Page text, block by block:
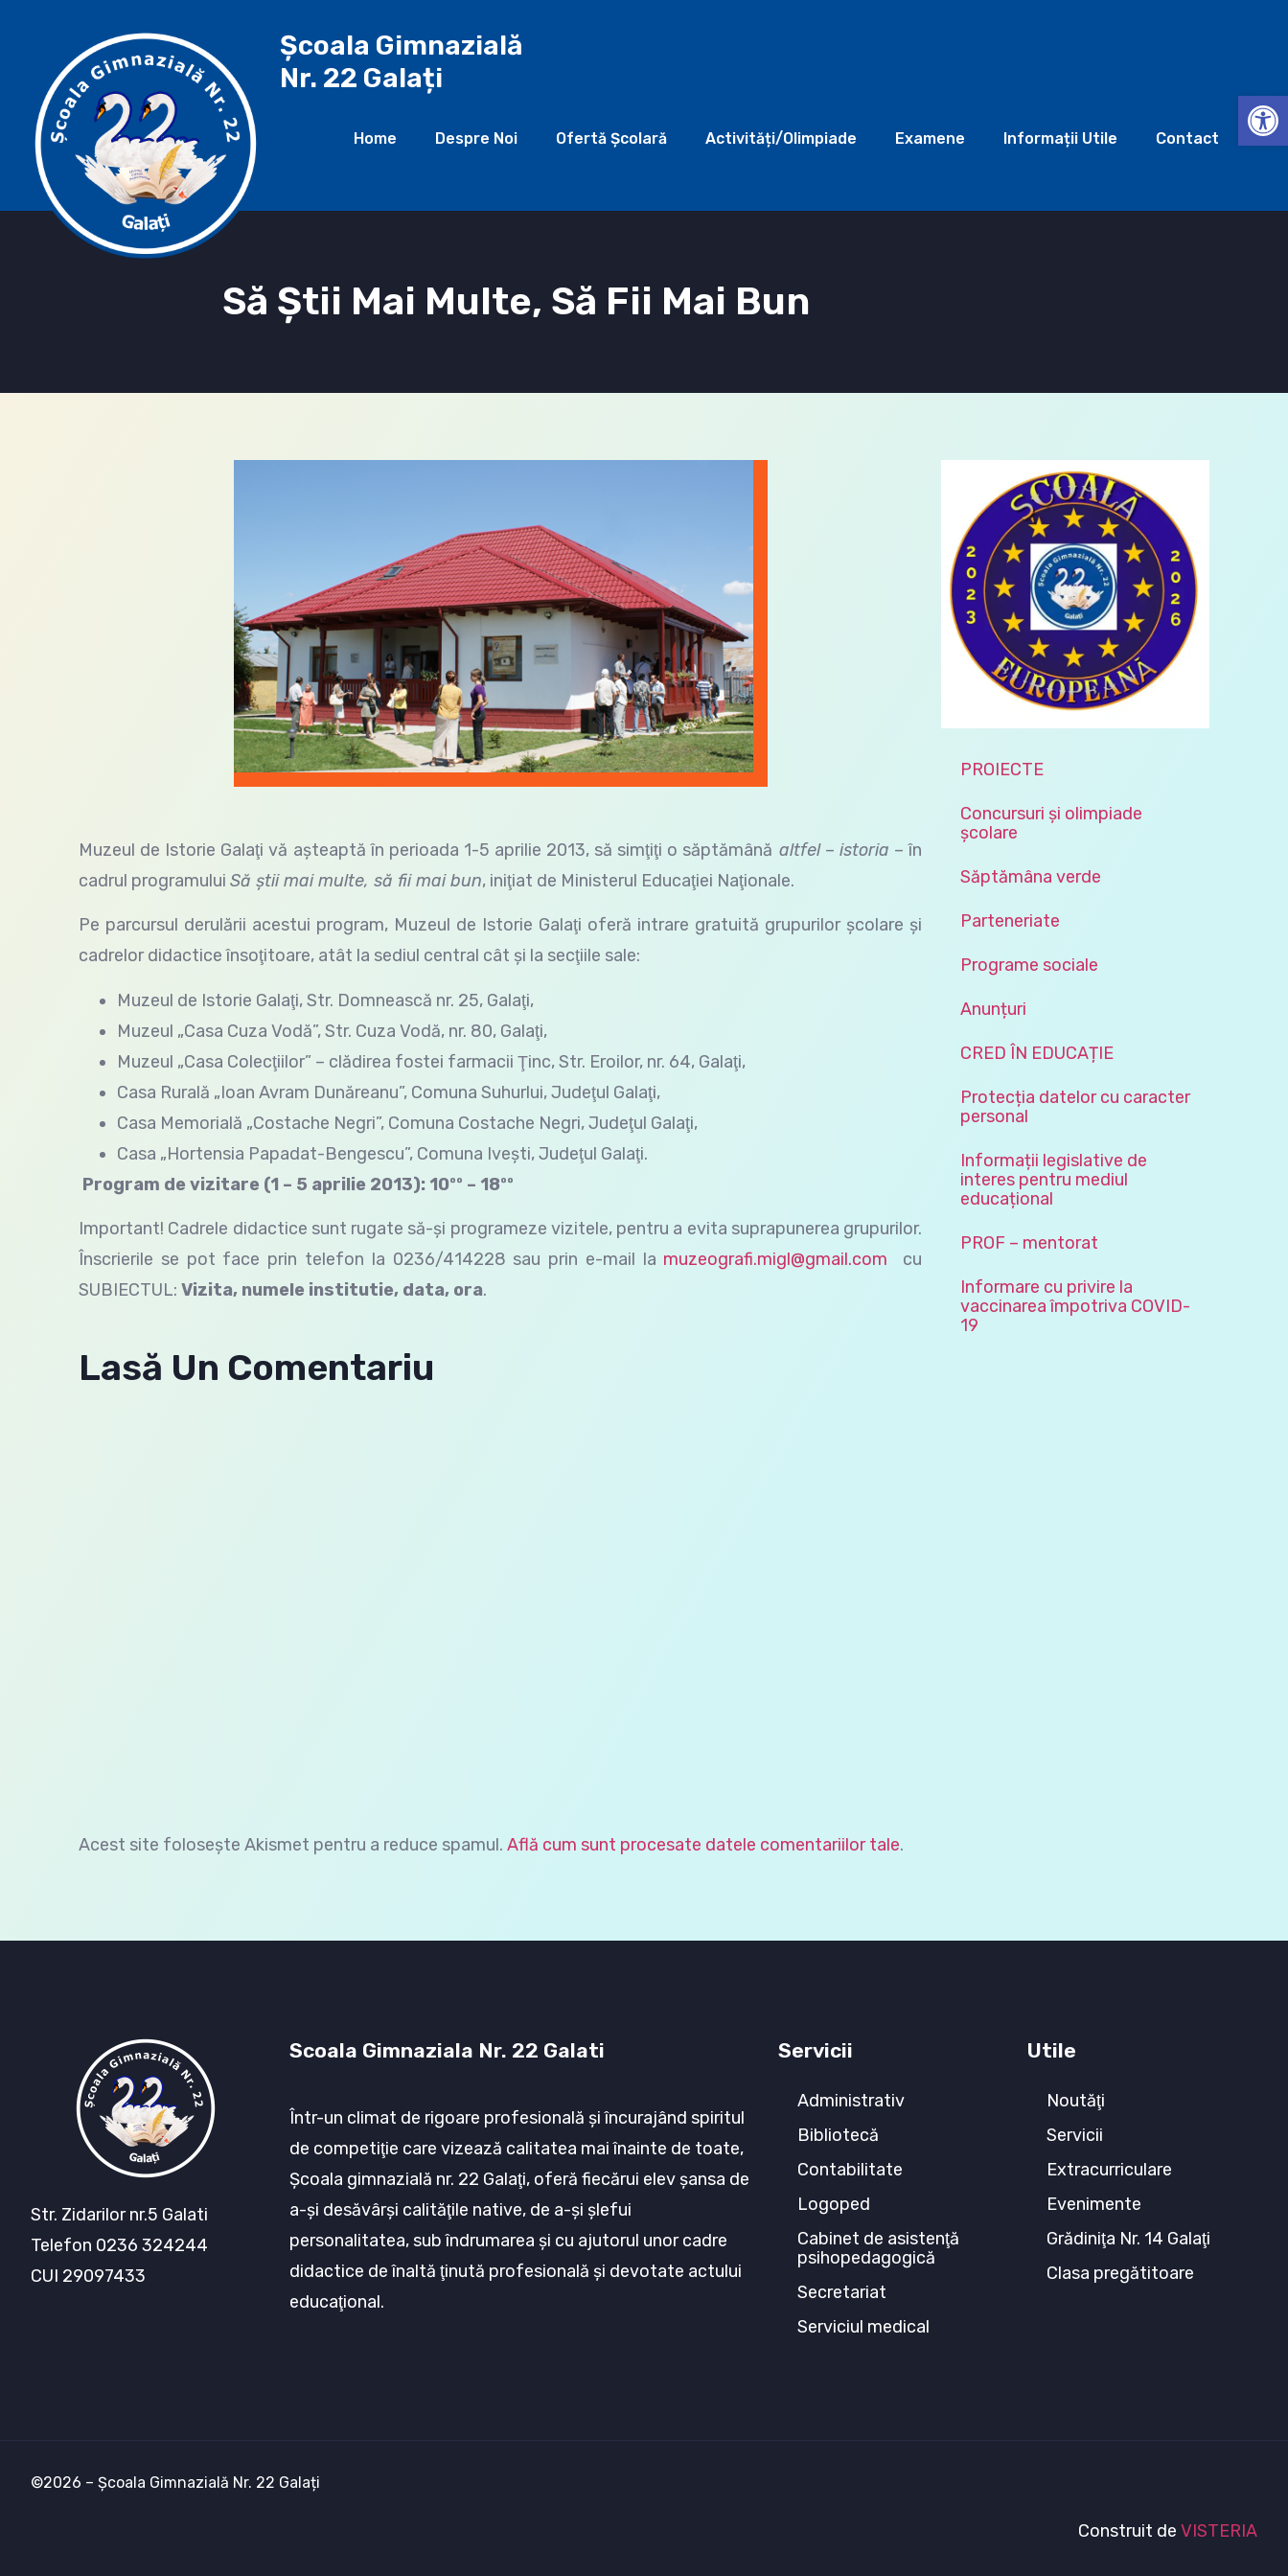
Școala Gimnazială
Nr. 22 Galați
Home Despre Noi Ofertă Şcolară Activități/Olimpiade Examene Informații Utile Contact
Să Ştii Mai Multe, Să Fii Mai Bun
Muzeul de Istorie Galaţi vă aşteaptă în perioada 1-5 aprilie 2013, să simţiţi o săptămână altfel– istoria – în
cadrul programului Să ştii mai multe, să fii mai bun, iniţiat de Ministerul Educaţiei Naţionale.
Pe parcursul derulării acestui program, Muzeul de Istorie Galaţi oferă intrare gratuită grupurilor şcolare şi
cadrelor didactice însoţitoare, atât la sediul central cât şi la secţiile sale:
Muzeul de Istorie Galaţi, Str. Domnească nr. 25, Galaţi,
Muzeul „Casa Cuza Vodă”, Str. Cuza Vodă, nr. 80, Galaţi,
Muzeul „Casa Colecţiilor” – clădirea fostei farmacii Ţinc, Str. Eroilor, nr. 64, Galaţi,
Casa Rurală „Ioan Avram Dunăreanu”, Comuna Suhurlui, Judeţul Galaţi,
Casa Memorială „Costache Negri”, Comuna Costache Negri, Judeţul Galaţi,
Casa „Hortensia Papadat-Bengescu”, Comuna Iveşti, Judeţul Galaţi.
Program de vizitare (1 – 5 aprilie 2013): 10ºº – 18ºº
Important! Cadrele didactice sunt rugate să-și programeze vizitele, pentru a evita suprapunerea grupurilor.
Înscrierile se pot face prin telefon la 0236/414228 sau prin e-mail la muzeografi.migl@gmail.com cu
SUBIECTUL: Vizita, numele institutie, data, ora.
Lasă Un Comentariu
Acest site folosește Akismet pentru a reduce spamul. Află cum sunt procesate datele comentariilor tale.
PROIECTE
Concursuri și olimpiade
școlare
Săptămâna verde
Parteneriate
Programe sociale
Anunțuri
CRED ÎN EDUCAȚIE
Protecția datelor cu caracter
personal
Informații legislative de
interes pentru mediul
educațional
PROF – mentorat
Informare cu privire la
vaccinarea împotriva COVID-
19
Str. Zidarilor nr.5 Galati
Telefon 0236 324244
CUI 29097433
Scoala Gimnaziala Nr. 22 Galati
Într-un climat de rigoare profesională şi încurajând spiritul
de competiţie care vizează calitatea mai înainte de toate,
Şcoala gimnazială nr. 22 Galaţi, oferă fiecărui elev şansa de
a-şi desăvârşi calităţile native, de a-şi şlefui
personalitatea, sub îndrumarea şi cu ajutorul unor cadre
didactice de înaltă ţinută profesională şi devotate actului
educaţional.
Servicii
Administrativ
Bibliotecă
Contabilitate
Logoped
Cabinet de asistenţă
psihopedagogică
Secretariat
Serviciul medical
Utile
Noutăţi
Servicii
Extracurriculare
Evenimente
Grădiniţa Nr. 14 Galaţi
Clasa pregătitoare
©2026 – Școala Gimnazială Nr. 22 Galați
Construit de VISTERIA